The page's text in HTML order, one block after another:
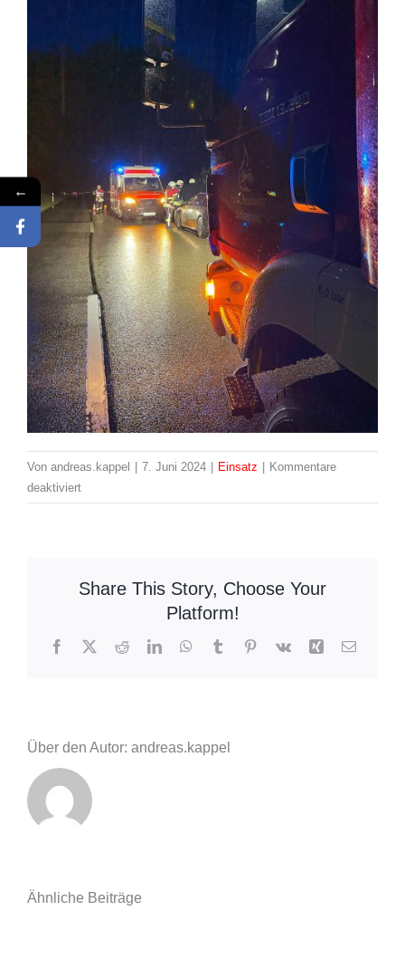
Von andreas.kappel 7. Juni 2024 Einsatz
Kommentare
deaktiviertfür
Einsatz:
Share This Story, Choose Your
Platform!
Facebook
X RedditLinkedInWhatsApp
TumblrPinterest
Vk Xing E-
Über den Autor: andreas.kappel
Ähnliche Beiträge
←